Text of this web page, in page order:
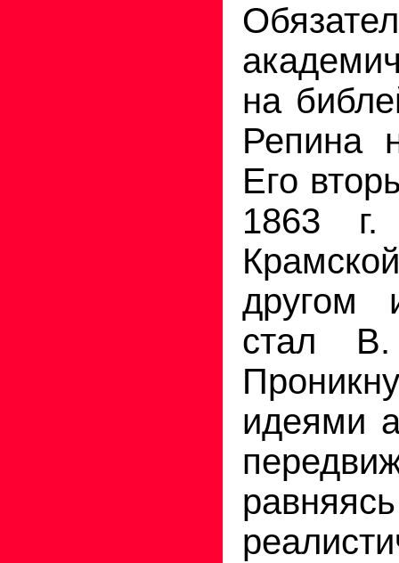
на
Репина
Его
1863
другом
стал
идеями